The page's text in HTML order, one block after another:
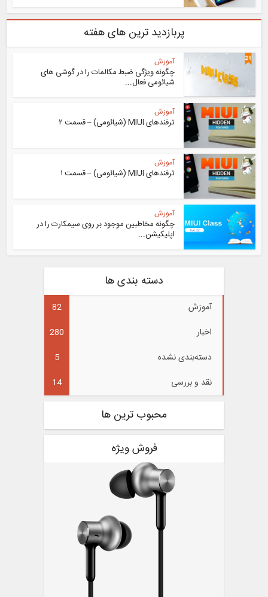
پربازدید ترین های هفته
آموزش
چگونه ویژگی ضبط مکالمات را در گوشی های
شیائومی فعال...
آموزش
ترفندهای MIUI (شیائومی) – قسمت ۲
آموزش
ترفندهای MIUI (شیائومی) – قسمت ۱
آموزش
چگونه مخاطبین موجود بر روی سیمکارت را در
اپلیکیشن...
دسته بندی ها
آموزش
82
اخبار
280
دسته‌بندی نشده
5
نقد و بررسی
14
محبوب ترین ها
فروش ویژه